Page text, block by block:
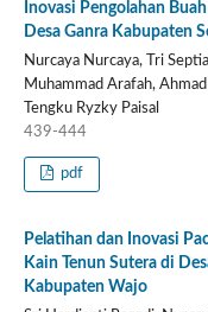
Inovasi Pengolahan
Desa Ganra Kabupaten
Nurcaya Nurcaya, Tri
Muhammad Arafah, Ahmad
Tengku Ryzky Paisal
439-444
pdf
Pelatihan dan Inovasi
Kain Tenun Sutera di
Kabupaten Wajo